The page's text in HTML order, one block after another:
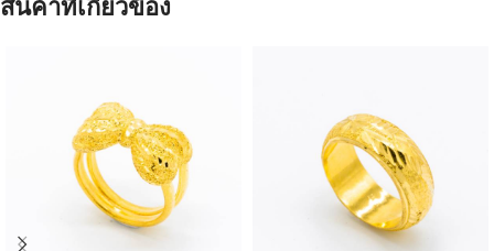
สินค้าที่เกี่ยวข้อง